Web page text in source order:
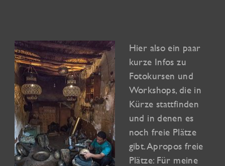
Hier also ein paar
kurze Infos zu
Fotokursen und
Workshops, die in
Kürze stattfinden
und in denen es
noch freie Plätze
gibt. Apropos freie
Plätze: Für meine